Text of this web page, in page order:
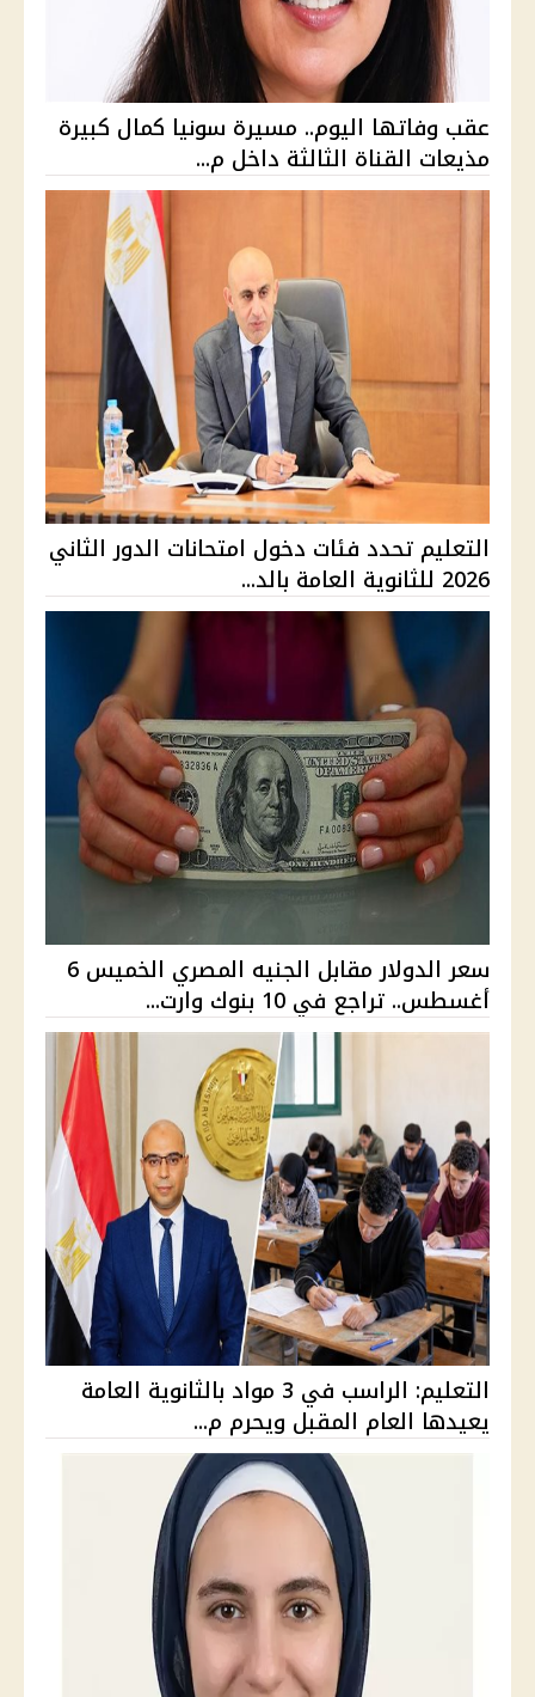
عقب وفاتها اليوم.. مسيرة سونيا كمال كبيرة
مذيعات القناة الثالثة داخل م...
التعليم تحدد فئات دخول امتحانات الدور الثاني
2026 للثانوية العامة بالد...
سعر الدولار مقابل الجنيه المصري الخميس 6
أغسطس.. تراجع في 10 بنوك وارت...
التعليم: الراسب في 3 مواد بالثانوية العامة
يعيدها العام المقبل ويحرم م...